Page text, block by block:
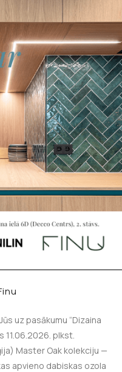
uz pasākumu “Dizaina
11.06.2026. plkst.
Master Oak kolekciju —
apvieno dabiskas ozola